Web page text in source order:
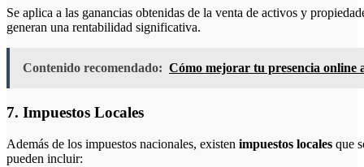
Se aplica a las ganancias obtenidas de la venta de activos y
generan una rentabilidad significativa.
Contenido recomendado: Cómo mejorar tu presencia online
7. Impuestos Locales
Además de los impuestos nacionales, existen impuestos locales que
pueden incluir: